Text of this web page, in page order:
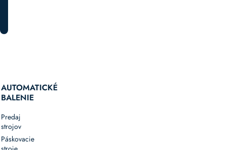
AUTOMATICKÉ
BALENIE
Predaj
strojov
Páskovacie